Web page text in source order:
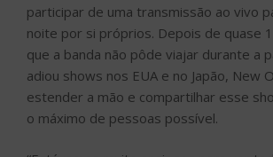
participar de uma transmissão ao vivo
noite por si próprios. Depois de quase
que a banda não pôde viajar durante a
adiou shows nos EUA e no Japão, New
estender a mão e compartilhar esse
o máximo de pessoas possível.